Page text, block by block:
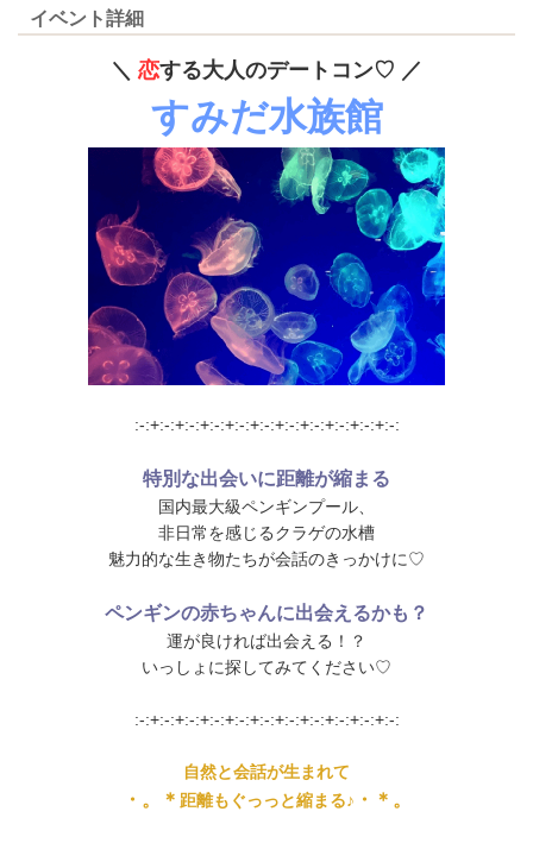
イベント詳細
＼ 恋する大人のデートコン♡ ／
すみだ水族館
:-:+:-:+:-:+:-:+:-:+:-:+:-:+:-:+:-:+:-:+:-:
特別な出会いに距離が縮まる
国内最大級ペンギンプール、
非日常を感じるクラゲの水槽
魅力的な生き物たちが会話のきっかけに♡
ペンギンの赤ちゃんに出会えるかも？
運が良ければ出会える！？
いっしょに探してみてください♡
:-:+:-:+:-:+:-:+:-:+:-:+:-:+:-:+:-:+:-:+:-:
自然と会話が生まれて
・。＊ 距離もぐっっと縮まる♪ ・＊。